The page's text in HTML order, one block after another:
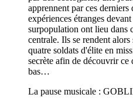
apprennent par ces derniers
expériences étranges
surpopulation ont lieu dans
centrale. Ils se rendent
quatre soldats d'élite en
secrète afin de découvrir ce
bas…
La pause musicale :